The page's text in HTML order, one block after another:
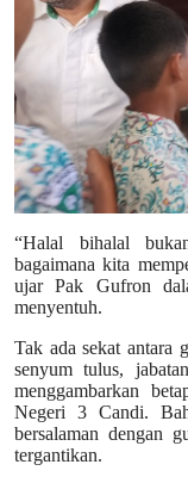
“Halal bihalal
bagaimana kita
ujar Pak Gufron
menyentuh.
Tak ada sekat antara
senyum tulus,
menggambarkan
Negeri 3 Candi.
bersalaman dengan
tergantikan.